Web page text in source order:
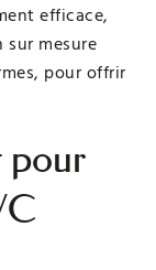
efficace,
sur mesure
pour offrir
pour